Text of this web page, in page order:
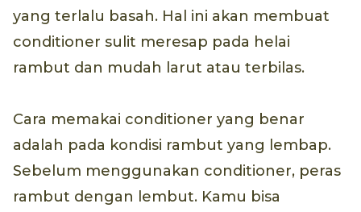
yang terlalu basah. Hal ini akan membuat
conditioner sulit meresap pada helai
rambut dan mudah larut atau terbilas.
Cara memakai conditioner yang benar
adalah pada kondisi rambut yang lembap.
Sebelum menggunakan conditioner, peras
rambut dengan lembut. Kamu bisa